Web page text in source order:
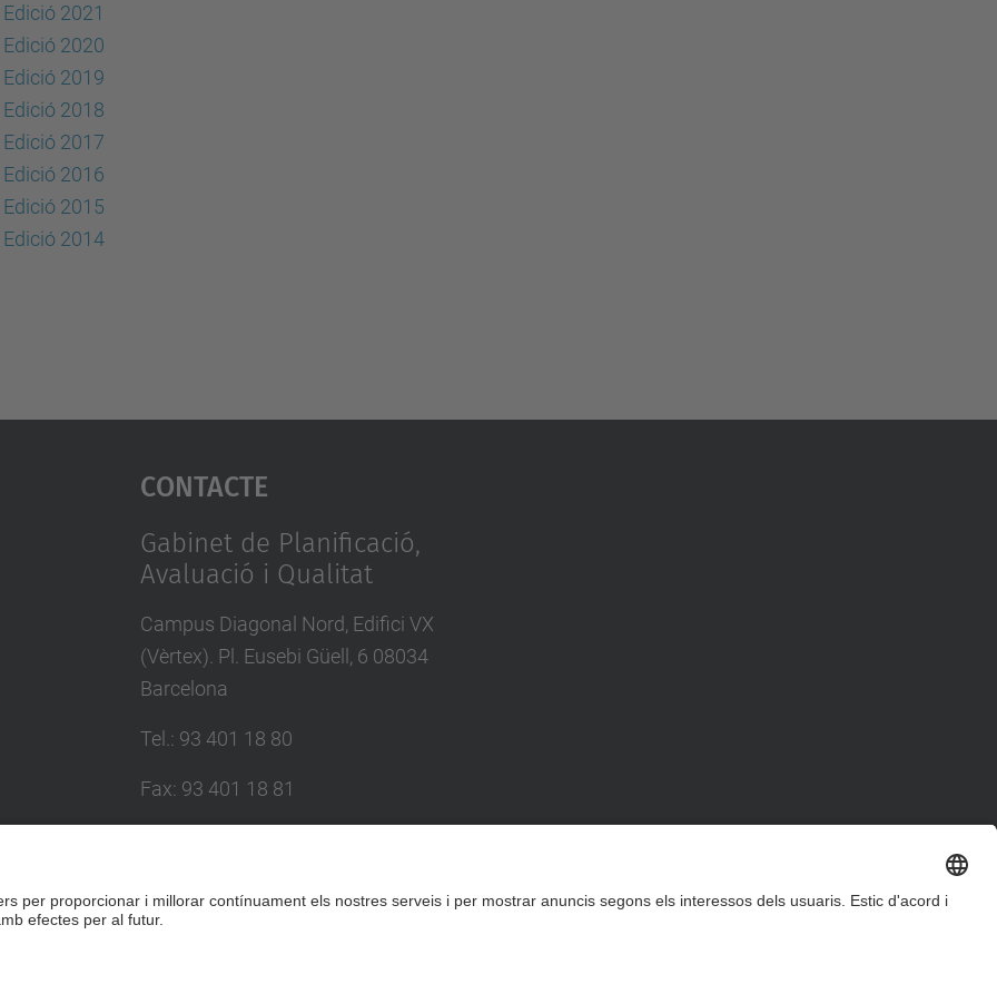
Edició 2021
Edició 2020
Edició 2019
Edició 2018
Edició 2017
Edició 2016
Edició 2015
Edició 2014
Contacte
Gabinet de Planificació,
Avaluació i Qualitat
Campus Diagonal Nord, Edifici VX
(Vèrtex). Pl. Eusebi Güell, 6 08034
Barcelona
Tel. : 93 401 18 80
Fax: 93 401 18 81